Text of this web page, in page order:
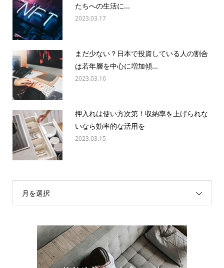
たちへの生活に...
2023.03.17
まだ少ない？日本で投資している人の割合
は若年層を中心に増加傾...
2023.03.16
押入れは使い方次第！収納率を上げられな
いなら効率的な活用を
2023.03.15
月を選択